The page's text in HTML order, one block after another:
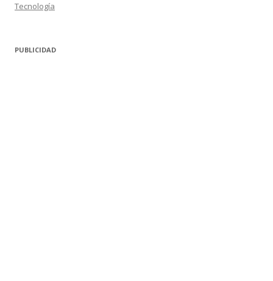
Tecnología
PUBLICIDAD